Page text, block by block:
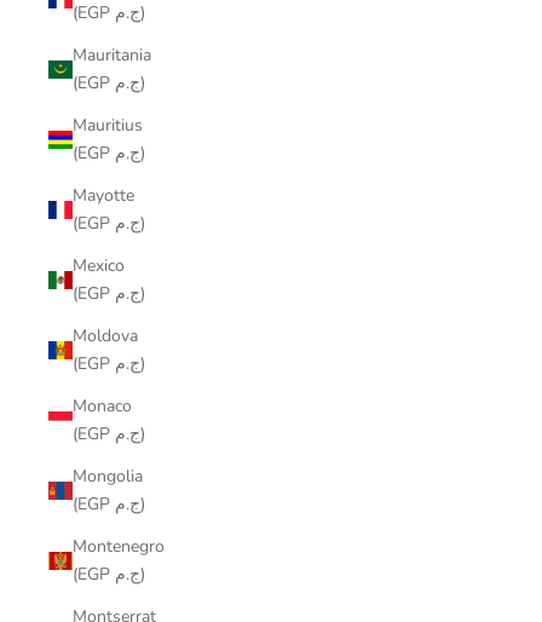
(EGP ج.م)
Mauritania
(EGP ج.م)
Mauritius
(EGP ج.م)
Mayotte
(EGP ج.م)
Mexico
(EGP ج.م)
Moldova
(EGP ج.م)
Monaco
(EGP ج.م)
Mongolia
(EGP ج.م)
Montenegro
(EGP ج.م)
Montserrat